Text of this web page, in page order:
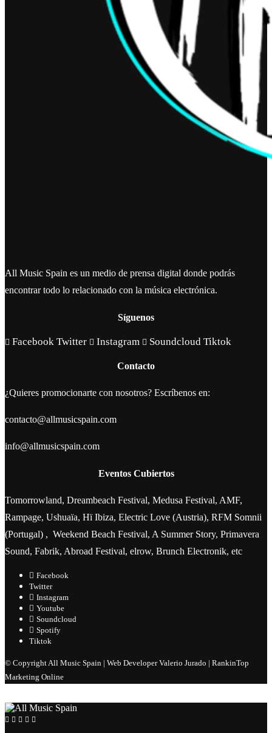
All Music Spain es un medio de prensa digital donde podrás
encontrar todo lo relacionado con la música electrónica.
Síguenos
Facebook Twitter Instagram Soundcloud Tiktok
Contacto
¿Quieres promocionarte con nosotros? Escríbenos en:
contacto@allmusicspain.com
info@allmusicspain.com
Eventos Cubiertos
Tomorrowland, Dreambeach Festival, Medusa Festival, AMF,
Rampage, Ushuaïa, Hï Ibiza, Electric Love (Austria), RFM Somnii
(Portugal) , Weekend Beach Festival, A Summer Story, Primavera
Sound, Fabrik, Abroad Festival, elrow, Brunch Electronik, etc
Facebook
Twitter
Instagram
Youtube
Soundcloud
Spotify
Tiktok
© Copyright All Music Spain | Web Developer Valerio Jurado | RankinTop
Marketing Online